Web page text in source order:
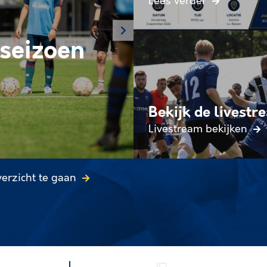
Samen
elftal
Lees verder
Bekijk de
Livestream bekijken
te gaan